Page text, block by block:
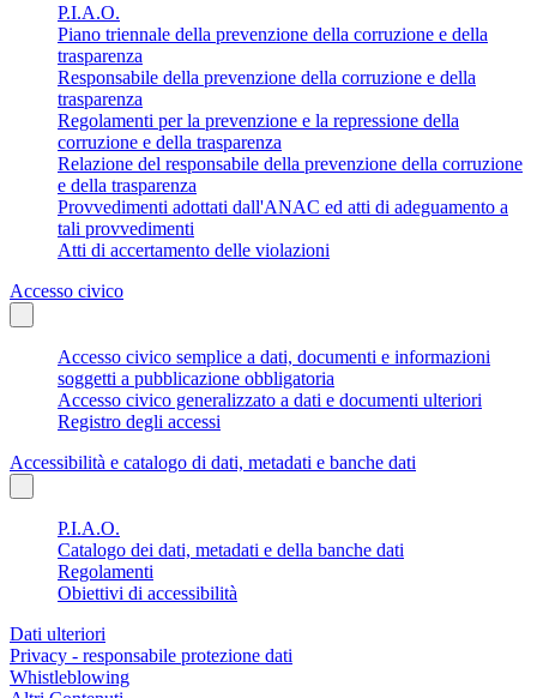
P.I.A.O.
Piano triennale della prevenzione della corruzione e della
trasparenza
Responsabile della prevenzione della corruzione e della
trasparenza
Regolamenti per la prevenzione e la repressione della
corruzione e della trasparenza
Relazione del responsabile della prevenzione della corruzione
e della trasparenza
Provvedimenti adottati dall'ANAC ed atti di adeguamento a
tali provvedimenti
Atti di accertamento delle violazioni
Accesso civico
Accesso civico semplice a dati, documenti e informazioni
soggetti a pubblicazione obbligatoria
Accesso civico generalizzato a dati e documenti ulteriori
Registro degli accessi
Accessibilità e catalogo di dati, metadati e banche dati
P.I.A.O.
Catalogo dei dati, metadati e della banche dati
Regolamenti
Obiettivi di accessibilità
Dati ulteriori
Privacy - responsabile protezione dati
Whistleblowing